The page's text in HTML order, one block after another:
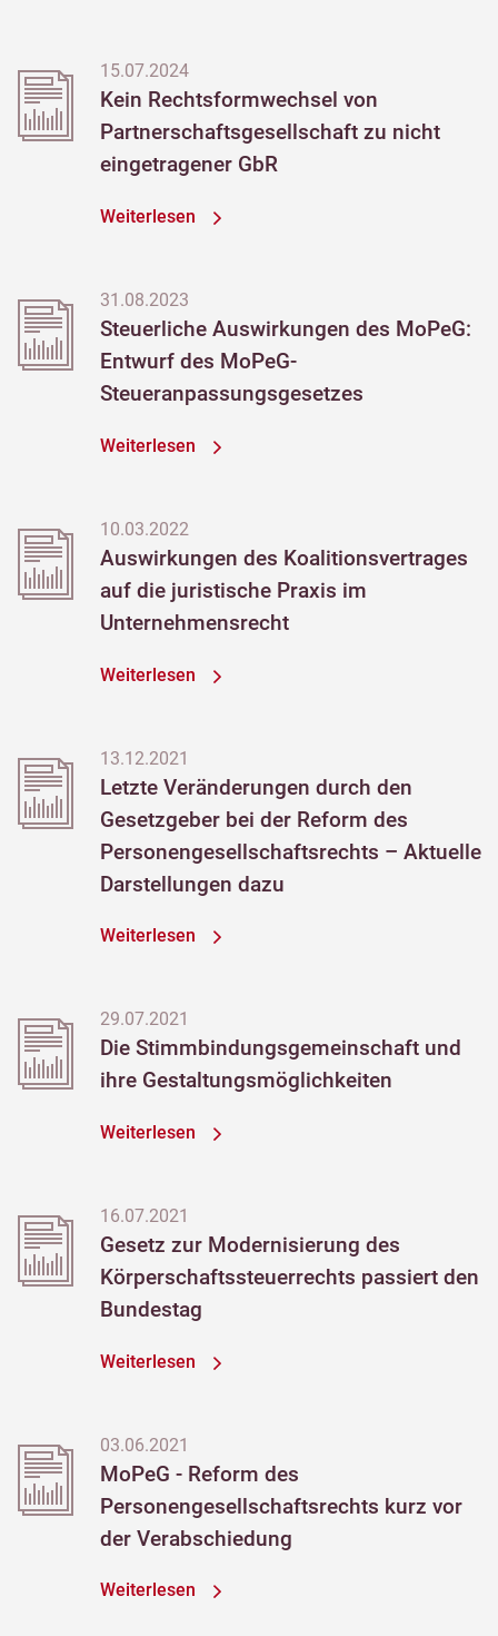
15.07.2024
Kein Rechtsformwechsel von
Partnerschaftsgesellschaft zu nicht
eingetragener GbR
Weiterlesen
31.08.2023
Steuerliche Auswirkungen des MoPeG:
Entwurf des MoPeG-
Steueranpassungsgesetzes
Weiterlesen
10.03.2022
Auswirkungen des Koalitionsvertrages
auf die juristische Praxis im
Unternehmensrecht
Weiterlesen
13.12.2021
Letzte Veränderungen durch den
Gesetzgeber bei der Reform des
Personengesellschaftsrechts – Aktuelle
Darstellungen dazu
Weiterlesen
29.07.2021
Die Stimmbindungsgemeinschaft und
ihre Gestaltungsmöglichkeiten
Weiterlesen
16.07.2021
Gesetz zur Modernisierung des
Körperschaftssteuerrechts passiert den
Bundestag
Weiterlesen
03.06.2021
MoPeG - Reform des
Personengesellschaftsrechts kurz vor
der Verabschiedung
Weiterlesen